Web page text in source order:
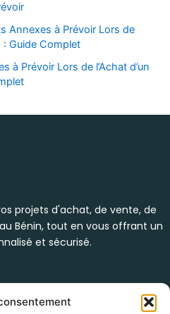
Annexes à Prévoir Lors de
: Guide Complet
à Prévoir Lors de l’Achat d’un
projets d'achat, de vente, de
au Bénin, tout en vous offrant un
et sécurisé.
kébao